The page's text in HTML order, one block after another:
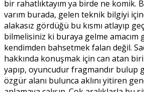
bir rahatlıktayım ya birde ne komik.
varım burada, gelen teknik bilgiyi
alakasız gördüğü bu kısmı atlayıp
bilmelisiniz ki buraya gelme amacım
kendimden bahsetmek falan değil.
hakkında konuşmak için can atan
yapıp, oyuncudur fragmandır bulup
özgür alanı bulunca aklını yitiren